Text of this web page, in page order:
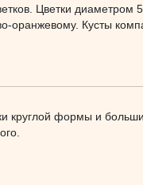
Цветки диаметром
оранжевому. Кусты
круглой формы и